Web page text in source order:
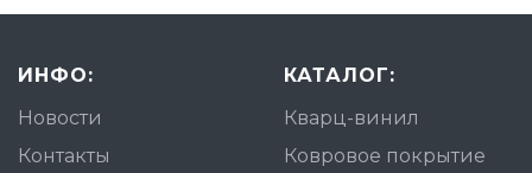
ИНФО:
Новости
Контакты
КАТАЛОГ:
Кварц-винил
Ковровое покрытие